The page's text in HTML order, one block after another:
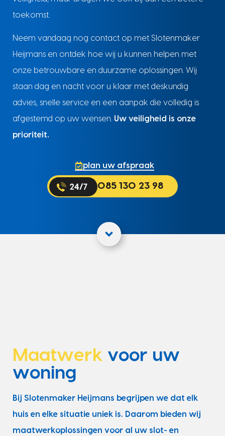
toekomst.
Neem vandaag nog contact op met Slotenmaker
Heijmans en ontdek hoe wij u kunnen helpen met
onze betrouwbare en duurzame oplossingen. Wij
staan dag en nacht voor u klaar met deskundig
advies, snelle service en een aanpak die volledig is
afgestemd op uw wensen. Uw veiligheid is onze
prioriteit.
plan uw afspraak
085 130 23 98
Maatwerk voor uw
woning
Bij Slotenmaker Heijmans begrijpen we dat elk
huis en elke situatie uniek is. Daarom bieden wij
maatwerkoplossingen voor al uw slot- en